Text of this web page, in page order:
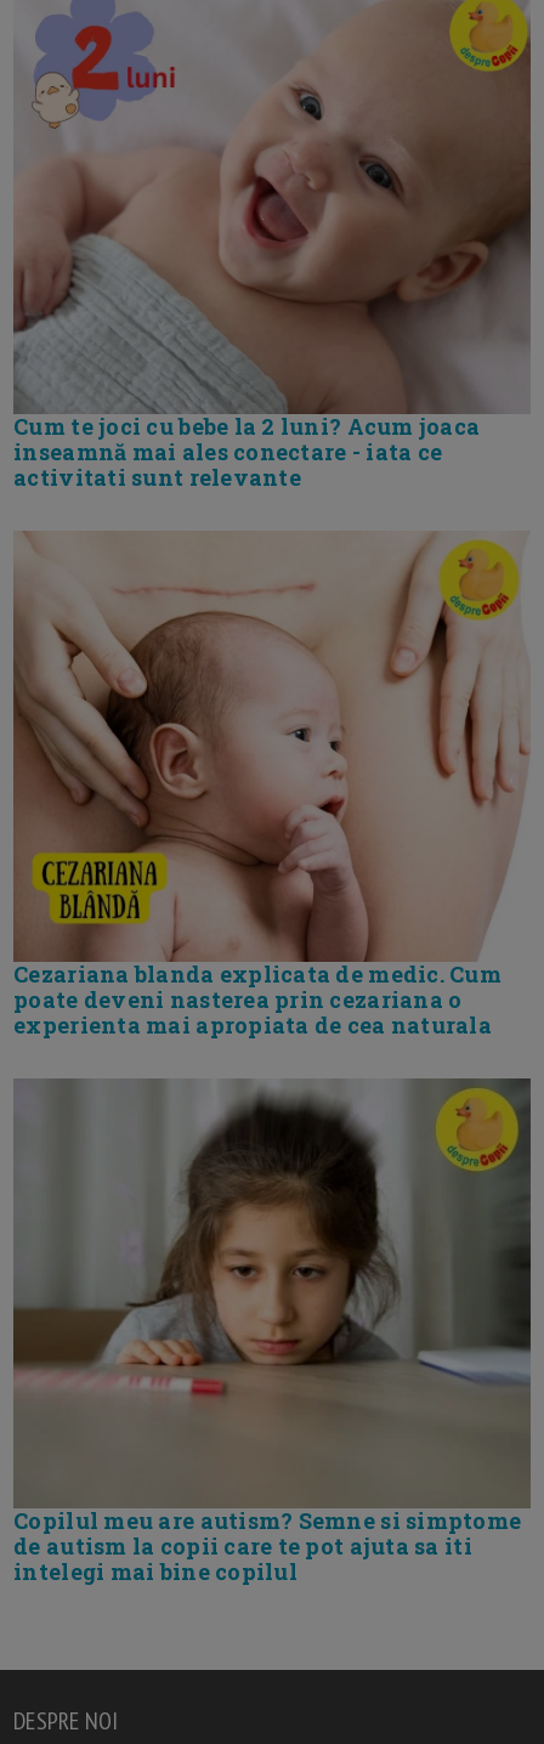
Cum te joci cu bebe la 2 luni? Acum joaca
inseamnă mai ales conectare - iata ce
activitati sunt relevante
Cezariana blanda explicata de medic. Cum
poate deveni nasterea prin cezariana o
experienta mai apropiata de cea naturala
Copilul meu are autism? Semne si simptome
de autism la copii care te pot ajuta sa iti
intelegi mai bine copilul
DESPRE NOI